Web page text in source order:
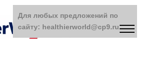
Для любых предложений по
сайту: healthierworld@cp9.ru